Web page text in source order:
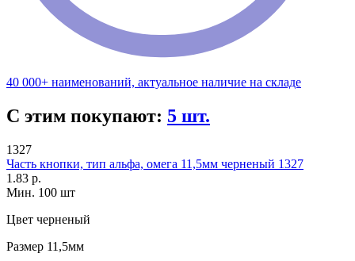
40 000+ наименований, актуальное наличие на складе
С этим покупают: 5 шт.
1327
Часть кнопки, тип альфа, омега 11,5мм черненый 1327
1.83 р.
Мин. 100 шт
Цвет черненый
Размер 11,5мм